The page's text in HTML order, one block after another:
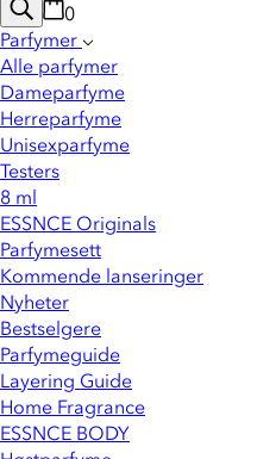
0
Parfymer
Alle parfymer
Dameparfyme
Herreparfyme
Unisexparfyme
Testers
8 ml
ESSNCE Originals
Parfymesett
Kommende lanseringer
Nyheter
Bestselgere
Parfymeguide
Layering Guide
Home Fragrance
ESSNCE BODY